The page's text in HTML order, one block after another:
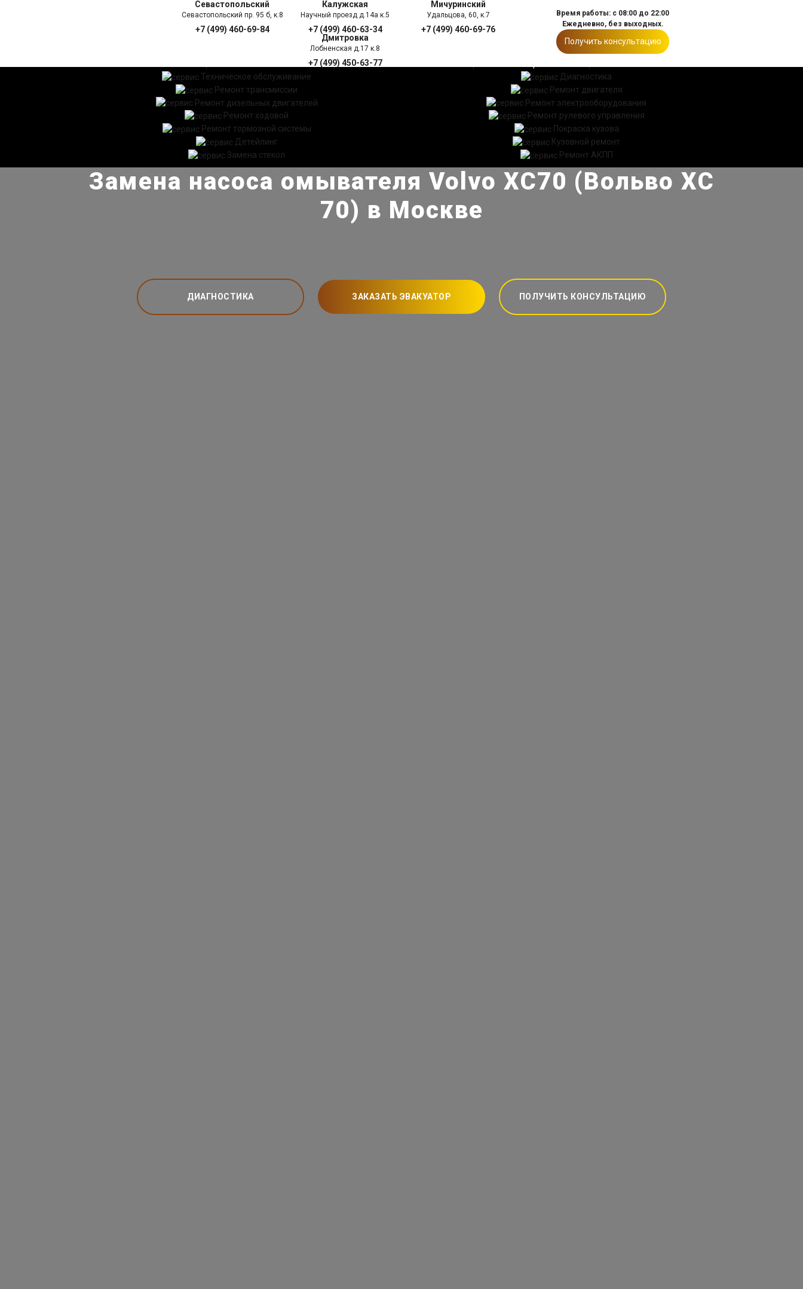
Севастопольский
Севастопольский пр. 95 б, к.8
+7 (499) 460-69-84
Калужская
Научный проезд д.14а к.5
+7 (499) 460-63-34
Мичуринский
Удальцова, 60, к.7
+7 (499) 460-69-76
Дмитровка
Лобненская д.17 к.8
+7 (499) 450-63-77
Время работы: с 08:00 до 22:00
Ежедневно, без выходных.
Получить консультацию
ПРАЙС ЛИСТ
Техническое обслуживание
Диагностика
Ремонт трансмиссии
Ремонт двигателя
Ремонт дизельных двигателей
Ремонт электрооборудования
Ремонт ходовой
Ремонт рулевого управления
Ремонт тормозной системы
Покраска кузова
Детейлинг
Кузовной ремонт
Замена стекол
Ремонт АКПП
Замена насоса омывателя Volvo XC70 (Вольво ХС
70) в Москве
ДИАГНОСТИКА ЗАКАЗАТЬ ЭВАКУАТОР ПОЛУЧИТЬ КОНСУЛЬТАЦИЮ